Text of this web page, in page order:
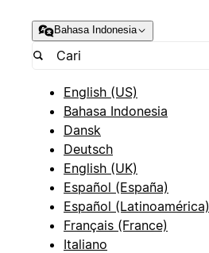
Bahasa Indonesia
English (US)
Bahasa Indonesia
Dansk
Deutsch
English (UK)
Español (España)
Español (Latinoamérica)
Français (France)
Italiano